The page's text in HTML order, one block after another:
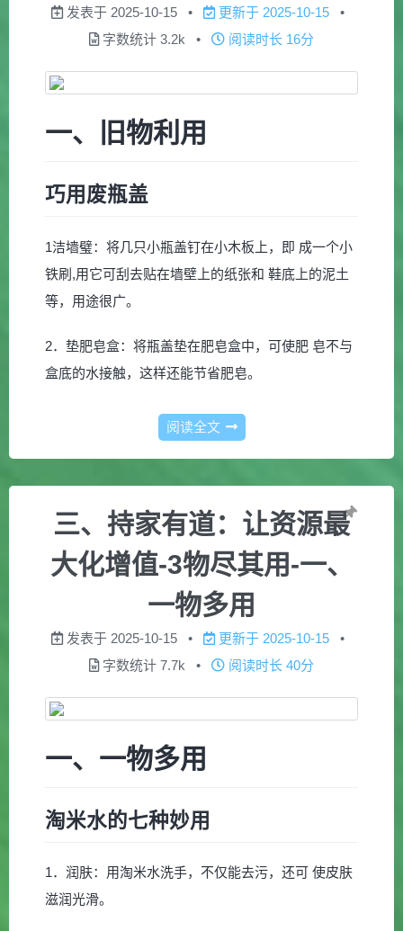
发表于 2025-10-15 更新于 2025-10-15
字数统计 3.2k 阅读时长 16分
一、旧物利用
巧用废瓶盖
1洁墙璧：将几只小瓶盖钉在小木板上，即 成一个小
铁刷,用它可刮去贴在墙壁上的纸张和 鞋底上的泥土
等，用途很广。
2．垫肥皂盒：将瓶盖垫在肥皂盒中，可使肥 皂不与
盒底的水接触，这样还能节省肥皂。
阅读全文
三、持家有道：让资源最
大化增值-3物尽其用-一、
一物多用
发表于 2025-10-15 更新于 2025-10-15
字数统计 7.7k 阅读时长 40分
一、一物多用
淘米水的七种妙用
1．润肤：用淘米水洗手，不仅能去污，还可 使皮肤
滋润光滑。